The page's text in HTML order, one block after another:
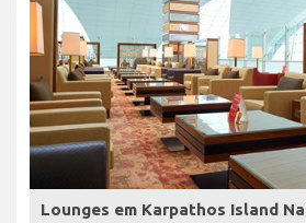
Lounges em Karpathos Island